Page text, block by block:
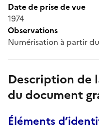
Date de prise de vue
1974
Observations
Numérisation à partir
Description de
du document
Éléments